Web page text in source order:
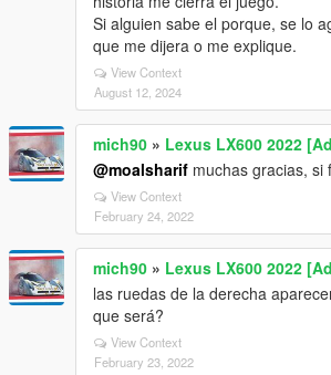
Si alguien sabe el porque, se lo
que me dijera o me explique.
View Context
August 12, 2024
mich90 » Lexus LX600 2022
@moalsharif muchas gracias, si
View Context
February 24, 2022
mich90 » Lexus LX600 2022
las ruedas de la derecha
que será?
View Context
February 23, 2022